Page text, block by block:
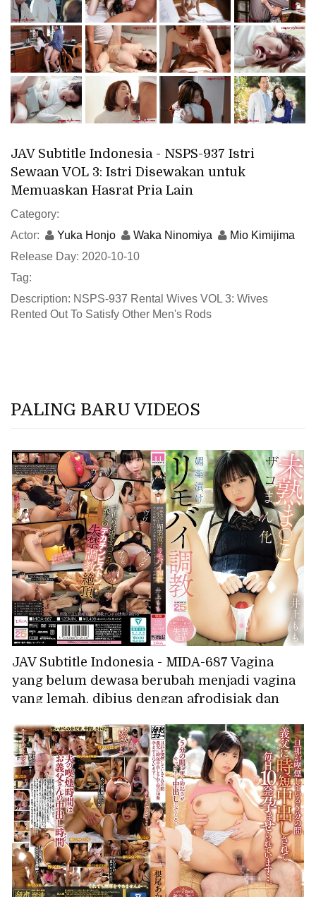
JAV Subtitle Indonesia - NSPS-937 Istri
Sewaan VOL 3: Istri Disewakan untuk
Memuaskan Hasrat Pria Lain
Category:
Actor:
Yuka Honjo Waka Ninomiya
Mio Kimijima
Release Day: 2020-10-10
Tag:
Description: NSPS-937 Rental Wives VOL 3: Wives
Rented Out To Satisfy Other Men's Rods
PALING BARU VIDEOS
JAV Subtitle Indonesia - MIDA-687 Vagina
yang belum dewasa berubah menjadi vagina
yang lemah, dibius dengan afrodisiak dan
vaginanya berkedut karena hampir celaka,
mencapai orgasme tak terkendali karena
penis besar ayah tirinya, Inoue Momo